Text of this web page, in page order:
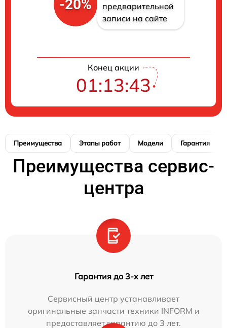
-20%
предварительной
записи на сайте
Конец акции
01:13:42
Преимущества Этапы работ Модели Гарантия
Преимущества сервис-
центра
Гарантия до 3-х лет
Сервисный центр устанавливает
оригинальные запчасти техники INFORM и
предоставляет гарантию до 3 лет.